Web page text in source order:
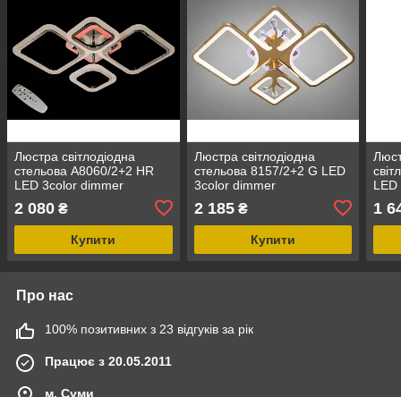
Люстра світлодіодна
стельова A8060/2+2 HR
LED 3color dimmer
2 080 ₴
Купити
Люстра світлодіодна
стельова 8157/2+2 G LED
3color dimmer
2 185₴
Купити
LED
1
Про нас
100% позитивних з 23 відгуків за рік
Працює з 20.05.2011
м. Суми